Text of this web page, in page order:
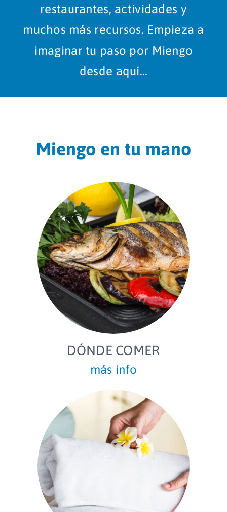
restaurantes, actividades y
muchos más recursos. Empieza a
imaginar tu paso por Miengo
desde aquí…
Miengo en tu mano
DÓNDE COMER
más info